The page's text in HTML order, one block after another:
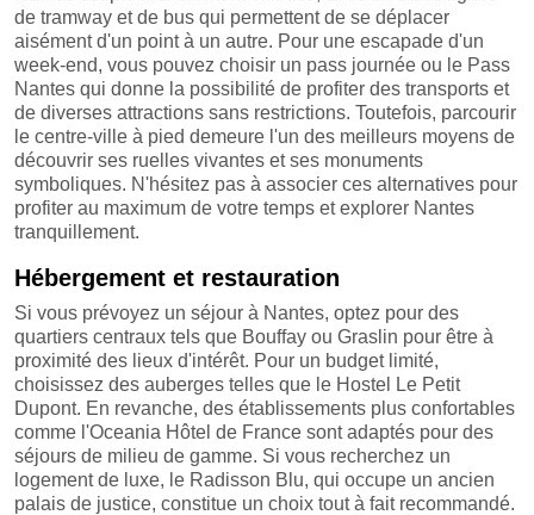
de tramway et de bus qui permettent de se déplacer
aisément d'un point à un autre. Pour une escapade d'un
week-end, vous pouvez choisir un pass journée ou le Pass
Nantes qui donne la possibilité de profiter des transports et
de diverses attractions sans restrictions. Toutefois, parcourir
le centre-ville à pied demeure l'un des meilleurs moyens de
découvrir ses ruelles vivantes et ses monuments
symboliques. N'hésitez pas à associer ces alternatives pour
profiter au maximum de votre temps et explorer Nantes
tranquillement.
Hébergement et restauration
Si vous prévoyez un séjour à Nantes, optez pour des
quartiers centraux tels que Bouffay ou Graslin pour être à
proximité des lieux d'intérêt. Pour un budget limité,
choisissez des auberges telles que le Hostel Le Petit
Dupont. En revanche, des établissements plus confortables
comme l'Oceania Hôtel de France sont adaptés pour des
séjours de milieu de gamme. Si vous recherchez un
logement de luxe, le Radisson Blu, qui occupe un ancien
palais de justice, constitue un choix tout à fait recommandé.